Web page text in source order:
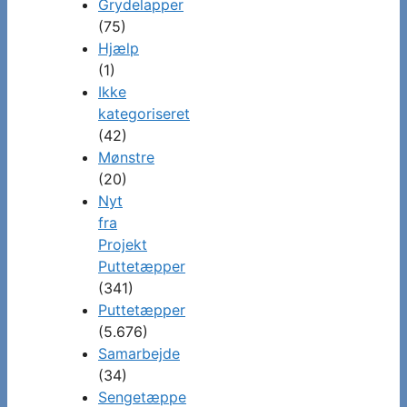
Grydelapper
(75)
Hjælp
(1)
Ikke
kategoriseret
(42)
Mønstre
(20)
Nyt
fra
Projekt
Puttetæpper
(341)
Puttetæpper
(5.676)
Samarbejde
(34)
Sengetæppe